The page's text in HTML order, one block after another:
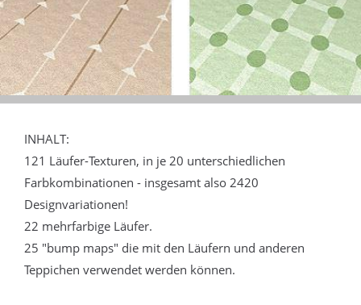
INHALT:
121 Läufer-Texturen, in je 20 unterschiedlichen
Farbkombinationen - insgesamt also 2420
Designvariationen!
22 mehrfarbige Läufer.
25 "bump maps" die mit den Läufern und anderen
Teppichen verwendet werden können.